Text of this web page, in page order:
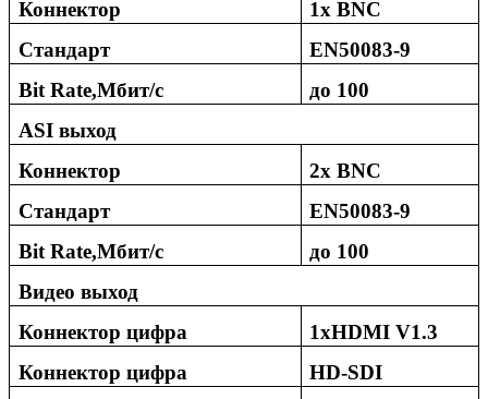
Коннектор
1x BNC
Стандарт
EN50083-9
Bit Rate,Мбит/с
до 100
ASI выход
Коннектор
2x BNC
Стандарт
EN50083-9
Bit Rate,Мбит/с
до 100
Видео выход
Коннектор цифра 1xHDMI V1.3
Коннектор цифра
HD-SDI